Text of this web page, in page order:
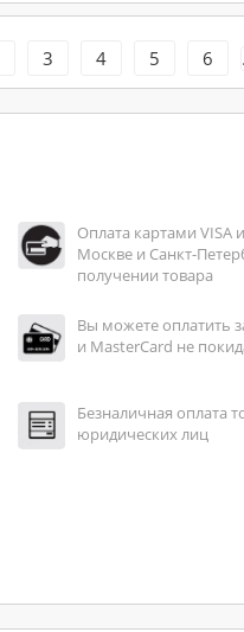
3 4 5 6
Оплата картами VISA
Москве и Санкт-
получении товара
Вы можете оплатить
и MasterCard не
Безналичная оплата
юридических лиц